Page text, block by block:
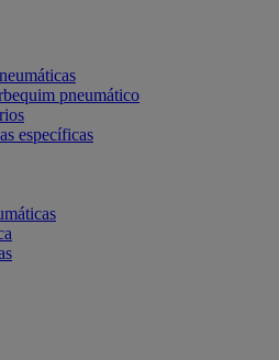
pneumático
específicas